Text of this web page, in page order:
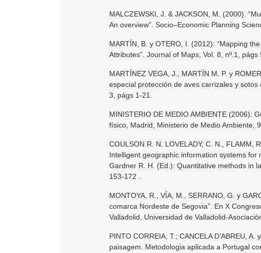
MALCZEWSKI, J. & JACKSON, M. (2000).
An overview”. Socio–Economic Planning
MARTÍN, B. y OTERO, I. (2012): “Mapping
Attributes”. Journal of Maps, Vol. 8, nº.1, págs
MARTÍNEZ VEGA, J., MARTÍN M. P. y
especial protección de aves carrizales y
3, págs 1-21.
MINISTERIO DE MEDIO AMBIENTE (2006):
físico, Madrid, Ministerio de Medio Ambiente,
COULSON R. N. LOVELADY, C. N., FLAMM,
Intelligent geographic information systems
Gardner R. H. (Ed.): Quantitative methods in
153-172 .
MONTOYA, R., VÍA, M., SERRANO, G. y
comarca Nordeste de Segovia”. En X
Valladolid, Universidad de Valladolid-
PINTO CORREIA, T.; CANCELA D’ABREU,
paisagem. Metodologia aplicada a Portugal